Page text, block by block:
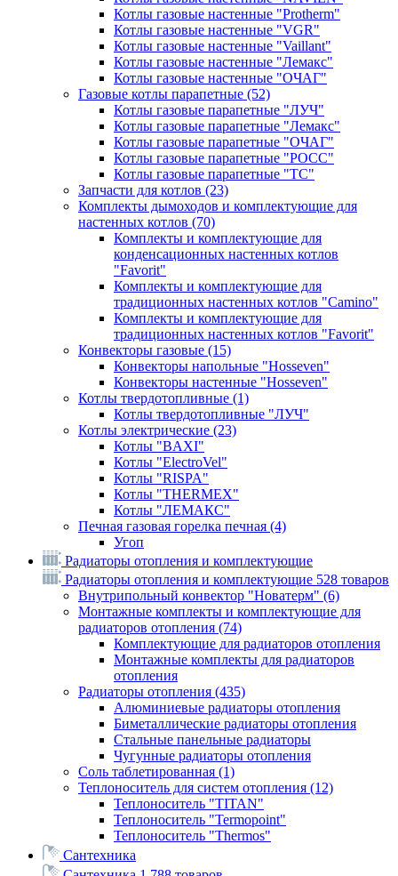
Котлы газовые настенные "Protherm"
Котлы газовые настенные "VGR"
Котлы газовые настенные "Vaillant"
Котлы газовые настенные "Лемакс"
Котлы газовые настенные "ОЧАГ"
Газовые котлы парапетные (52)
Котлы газовые парапетные "ЛУЧ"
Котлы газовые парапетные "Лемакс"
Котлы газовые парапетные "ОЧАГ"
Котлы газовые парапетные "РОСС"
Котлы газовые парапетные "ТС"
Запчасти для котлов (23)
Комплекты дымоходов и комплектующие для
настенных котлов (70)
Комплекты и комплектующие для
конденсационных настенных котлов
"Favorit"
Комплекты и комплектующие для
традиционных настенных котлов "Camino"
Комплекты и комплектующие для
традиционных настенных котлов "Favorit"
Конвекторы газовые (15)
Конвекторы напольные "Hosseven"
Конвекторы настенные "Hosseven"
Котлы твердотопливные (1)
Котлы твердотопливные "ЛУЧ"
Котлы электрические (23)
Котлы "BAXI"
Котлы "ElectroVel"
Котлы "RISPA"
Котлы "THERMEX"
Котлы "ЛЕМАКС"
Печная газовая горелка печная (4)
Угоп
Радиаторы отопления и комплектующие
Радиаторы отопления и комплектующие 528 товаров
Внутрипольный конвектор "Новатерм" (6)
Монтажные комплекты и комплектующие для
радиаторов отопления (74)
Комплектующие для радиаторов отопления
Монтажные комплекты для радиаторов
отопления
Радиаторы отопления (435)
Алюминиевые радиаторы отопления
Биметаллические радиаторы отопления
Стальные панельные радиаторы
Чугунные радиаторы отопления
Соль таблетированная (1)
Теплоноситель для систем отопления (12)
Теплоноситель "TITAN"
Теплоноситель "Termopoint"
Теплоноситель "Thermos"
Сантехника